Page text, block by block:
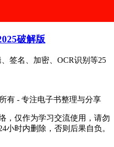
破解版
签名、加密、OCR识别等25
有 - 专注电子书整理与分享
，仅作为学习交流使用，请勿
小时内删除，否则后果自负。